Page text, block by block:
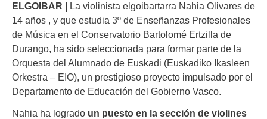
ELGOIBAR |
La violinista elgoibartarra Nahia Olivares de
14 años , y que estudia 3º de Enseñanzas Profesionales
de Música en el Conservatorio Bartolomé Ertzilla de
Durango, ha sido seleccionada para formar parte de la
Orquesta del Alumnado de Euskadi (Euskadiko Ikasleen
Orkestra – EIO), un prestigioso proyecto impulsado por el
Departamento de Educación del Gobierno Vasco.
Nahia ha logrado un puesto en la sección de violines